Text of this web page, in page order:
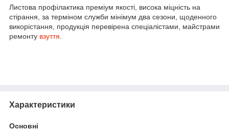
Листова профілактика преміум якості, висока міцність на
стірання, за терміном служби мінімум два сезони, щоденного
викорістання, продукція перевірена спеціалістами, майстрами
ремонту взуття
Характеристики
Основні